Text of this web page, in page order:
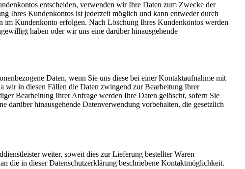
entscheiden, verwenden wir Ihre Daten zum Zwecke der
Ihres Kundenkontos ist jederzeit möglich und kann entweder durch
im Kundenkonto erfolgen. Nach Löschung Ihres Kundenkontos werden
haben oder wir uns eine darüber hinausgehende
Daten, wenn Sie uns diese bei einer Kontaktaufnahme mit
in diesen Fällen die Daten zwingend zur Bearbeitung Ihrer
Bearbeitung Ihrer Anfrage werden Ihre Daten gelöscht, sofern Sie
hinausgehende Datenverwendung vorbehalten, die gesetzlich
weiter, soweit dies zur Lieferung bestellter Waren
die in dieser Datenschutzerklärung beschriebene Kontaktmöglichkeit.